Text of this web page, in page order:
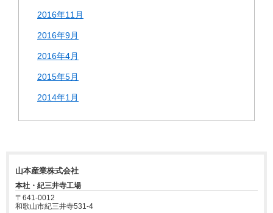
2016年11月
2016年9月
2016年4月
2015年5月
2014年1月
山本産業株式会社
本社・紀三井寺工場
〒641-0012
和歌山市紀三井寺531-4